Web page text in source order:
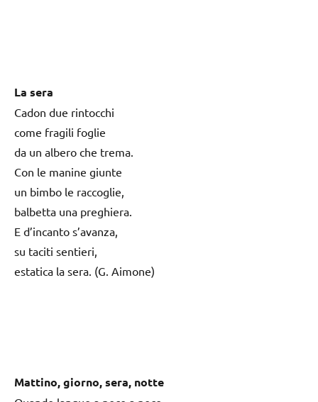
La sera
Cadon due rintocchi
come fragili foglie
da un albero che trema.
Con le manine giunte
un bimbo le raccoglie,
balbetta una preghiera.
E d’incanto s’avanza,
su taciti sentieri,
estatica la sera. (G. Aimone)
Mattino, giorno, sera, notte